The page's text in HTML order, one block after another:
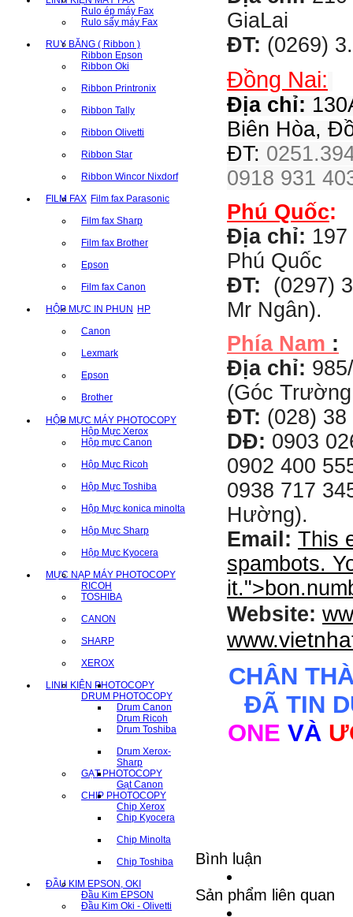
Rulo ép máy Fax
Rulo sấy máy Fax
RUY BĂNG ( Ribbon )
Ribbon Epson
Ribbon Oki
Ribbon Printronix
Ribbon Tally
Ribbon Olivetti
Ribbon Star
Ribbon Wincor Nixdorf
FILM FAX Film fax Parasonic
Film fax Sharp
Film fax Brother
Epson
Film fax Canon
HỘP MỰC IN PHUN HP
Canon
Lexmark
Epson
Brother
HỘP MỰC MÁY PHOTOCOPY
Hộp Mực Xerox
Hộp mực Canon
Hộp Mực Ricoh
Hộp Mực Toshiba
Hộp Mực konica minolta
Hộp Mực Sharp
Hộp Mực Kyocera
MỰC NẠP MÁY PHOTOCOPY
RICOH
TOSHIBA
CANON
SHARP
XEROX
LINH KIỆN PHOTOCOPY
DRUM PHOTOCOPY
Drum Canon
Drum Ricoh
Drum Toshiba
Drum Xerox-
Sharp
GẠT PHOTOCOPY
Gạt Canon
CHIP PHOTOCOPY
Chip Xerox
Chip Kyocera
Chip Minolta
Chip Toshiba
ĐẦU KIM EPSON, OKI
Đầu Kim EPSON
Đầu Kim Oki - Olivetti
GiaLai
ĐT: (0269)
Đồng Nai:
Địa chỉ:
Biên Hòa,
ĐT:
0918 931
Phú Quốc:
Địa chỉ:
Phú Quốc
ĐT:
(0297)
Mr Ngân).
Phía Nam :
Địa chỉ:
(Góc
ĐT: (028)
DĐ: 0903
0902 400
0938 717
Hường).
Email: This
spambots.
it.">
Website:
CHÂN
ĐÃ TIN
ONE VÀ
Bình luận
Sản phẩm liên quan